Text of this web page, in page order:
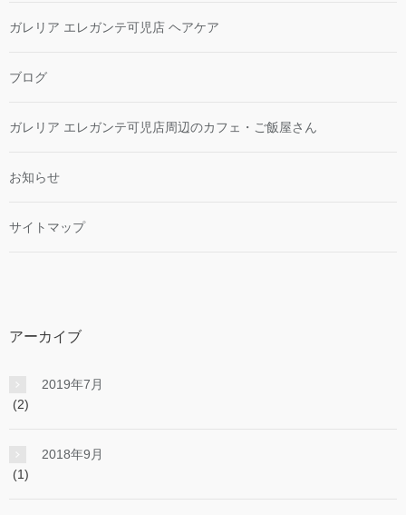
ガレリア エレガンテ可児店 ヘアケア
ブログ
ガレリア エレガンテ可児店周辺のカフェ・ご飯屋さん
お知らせ
サイトマップ
アーカイブ
2019年7月
(2)
2018年9月
(1)